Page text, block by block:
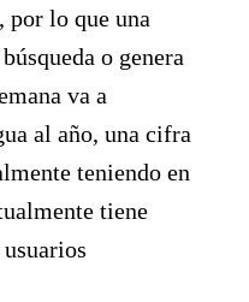
por lo que una
o genera
va a
al año, una cifra
teniendo en
tiene